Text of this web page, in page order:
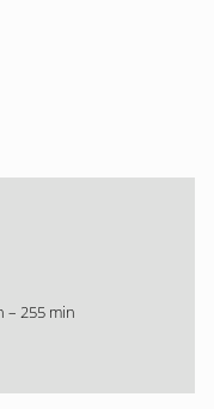
– 255 min